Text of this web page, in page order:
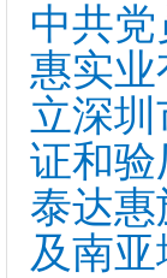
中共
惠实业
立深
证和
泰达
及南